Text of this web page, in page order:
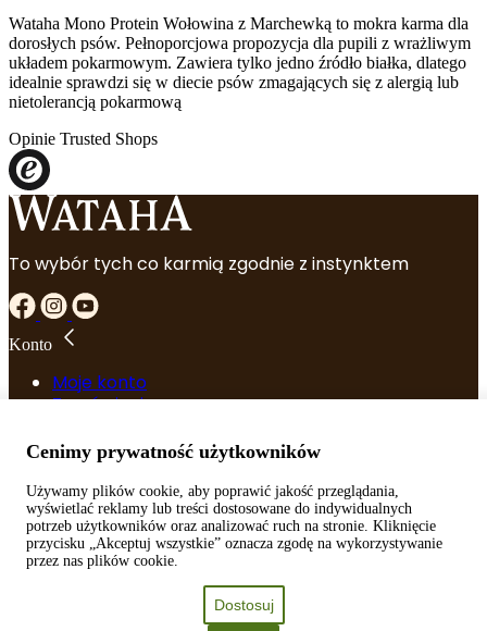
ADULT
DOG
94,6%
WOŁOWINA
Z
800G
Wataha Mono Protein Wołowina z Marchewką to mokra karma dla
dorosłych psów. Pełnoporcjowa propozycja dla pupili z wrażliwym
układem pokarmowym. Zawiera tylko jedno źródło białka, dlatego
idealnie sprawdzi się w diecie psów zmagających się z alergią lub
nietolerancją pokarmową
Opinie Trusted Shops
To wybór tych co karmią zgodnie z instynktem
Konto
Moje konto
Zamówienia
Zapomniane hasło
Przydatne linki
Regulamin
Polityka prywatności
Cenimy prywatność użytkowników
Używamy plików cookie, aby poprawić jakość przeglądania,
wyświetlać reklamy lub treści dostosowane do indywidualnych
potrzeb użytkowników oraz analizować ruch na stronie. Kliknięcie
przycisku „Akceptuj wszystkie” oznacza zgodę na wykorzystywanie
przez nas plików cookie.
Dostosuj